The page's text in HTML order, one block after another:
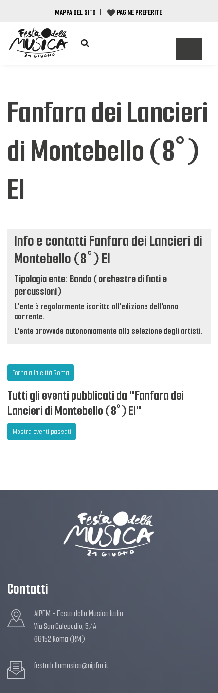
MAPPA DEL SITO | PAGINE PREFERITE
Fanfara dei Lancieri
di Montebello (8°)
EI
Info e contatti Fanfara dei Lancieri di
Montebello (8°) EI
Tipologia ente: Banda (orchestre di fiati e
percussioni)
L'ente è regolarmente iscritto all'edizione dell'anno
corrente.
L'ente provvede autonomamente alla selezione degli artisti.
Torna alla città Roma
Tutti gli eventi pubblicati da "Fanfara dei
Lancieri di Montebello (8°) EI"
Mostra eventi passati
Contatti
AIPFM - Festa della Musica Italia
Via San Calepodio, 5/A
00152 Roma (RM)
festadellamusica@aipfm.it